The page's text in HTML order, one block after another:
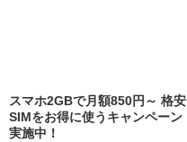
スマホ2GBで月額850円～ 格安
SIMをお得に使うキャンペーン
実施中！